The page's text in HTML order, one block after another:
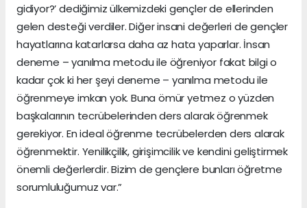
gidiyor?’ dediğimiz ülkemizdeki gençler de ellerinden
gelen desteği verdiler. Diğer insani değerleri de gençler
hayatlarına katarlarsa daha az hata yaparlar. İnsan
deneme – yanılma metodu ile öğreniyor fakat bilgi o
kadar çok ki her şeyi deneme – yanılma metodu ile
öğrenmeye imkan yok. Buna ömür yetmez o yüzden
başkalarının tecrübelerinden ders alarak öğrenmek
gerekiyor. En ideal öğrenme tecrübelerden ders alarak
öğrenmektir. Yenilikçilik, girişimcilik ve kendini geliştirmek
önemli değerlerdir. Bizim de gençlere bunları öğretme
sorumluluğumuz var.”